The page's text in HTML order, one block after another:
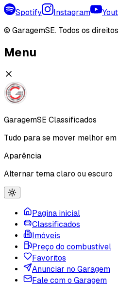
Spotify Instagram
© GaragemSE. Todos os
Menu
GaragemSE Classificados
Tudo para se mover melhor
Aparência
Alternar tema claro ou escuro
Pagina inicial
Classificados
Imóveis
Preço do combustível
Favoritos
Anunciar no Garagem
Fale com o Garagem